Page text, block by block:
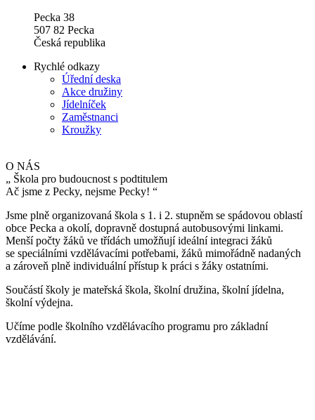
Pecka 38
507 82 Pecka
Česká republika
Rychlé odkazy
Úřední deska
Akce družiny
Jídelníček
Zaměstnanci
Kroužky
O NÁS
„ Škola pro budoucnost s podtitulem
Ač jsme z Pecky, nejsme Pecky! “
Jsme plně organizovaná škola s 1. i 2. stupněm se spádovou oblastí
obce Pecka a okolí, dopravně dostupná autobusovými linkami.
Menší počty žáků ve třídách umožňují ideální integraci žáků
se speciálními vzdělávacími potřebami, žáků mimořádně nadaných
a zároveň plně individuální přístup k práci s žáky ostatními.
Součástí školy je mateřská škola, školní družina, školní jídelna,
školní výdejna.
Učíme podle školního vzdělávacího programu pro základní
vzdělávání.